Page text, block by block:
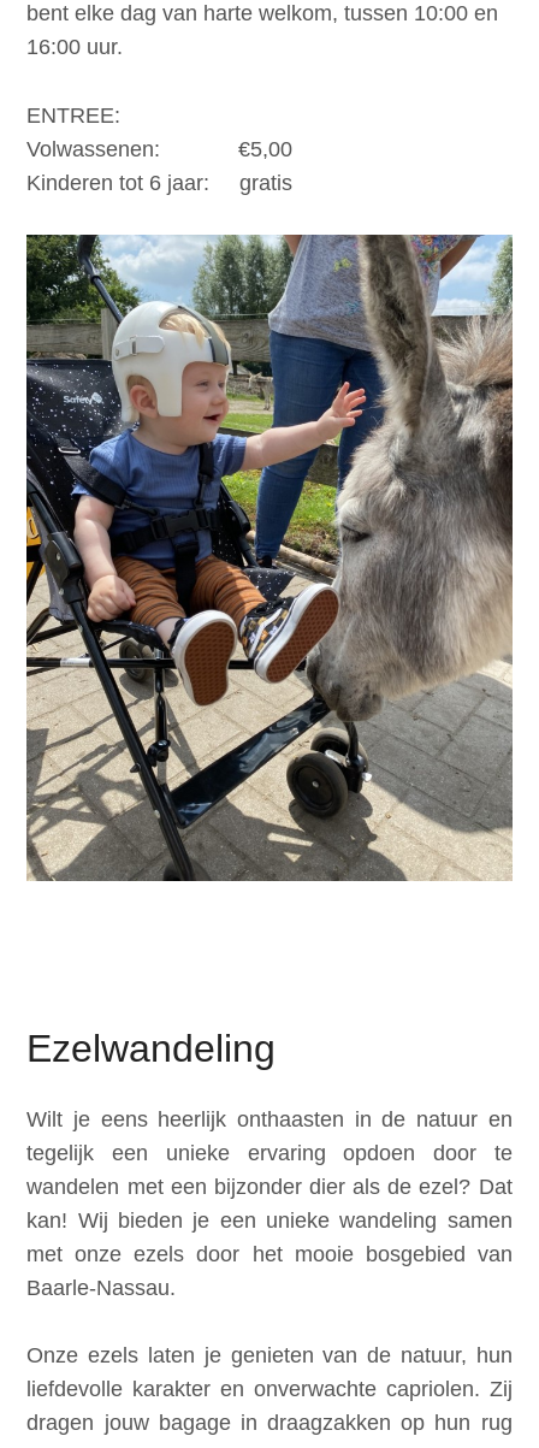
bent elke dag van harte welkom, tussen 10:00 en
16:00 uur.
ENTREE:
Volwassenen: €5,00
Kinderen tot 6 jaar: gratis
Ezelwandeling
Wilt je eens heerlijk onthaasten in de natuur en
tegelijk een unieke ervaring opdoen door te
wandelen met een bijzonder dier als de ezel? Dat
kan! Wij bieden je een unieke wandeling samen
met onze ezels door het mooie bosgebied van
Baarle-Nassau.
Onze ezels laten je genieten van de natuur, hun
liefdevolle karakter en onverwachte capriolen. Zij
dragen jouw bagage in draagzakken op hun rug